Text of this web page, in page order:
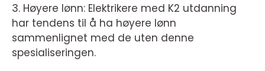
3. Høyere lønn: Elektrikere med K2 utdanning
har tendens til å ha høyere lønn
sammenlignet med de uten denne
spesialiseringen.